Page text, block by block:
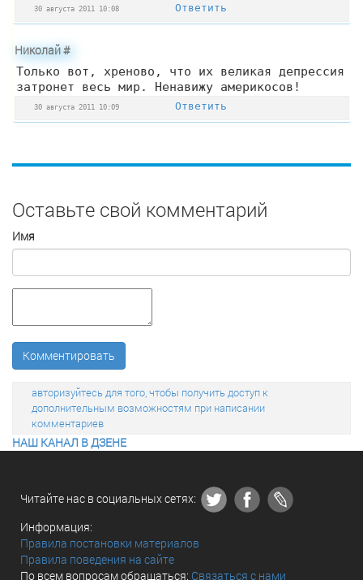
30 августа 2011 10:08 Ответить
Николай#
Только вот, хреново, что их великая депрессия
затронет весь мир. Ненавижу америкосов!
30 августа 2011 10:09 Ответить
Оставьте свой комментарий
Имя
Комментировать
авторизуйтесь для того, чтобы получить доступ к
дополнительным возможностям при написании
комментариев
НАШ КАНАЛ В ДЗЕНЕ
Читайте нас в социальных сетях:
Информация:
Правила постановки материалов
Правила поведения на сайте
По всем вопросам обращаться: Связаться с нами